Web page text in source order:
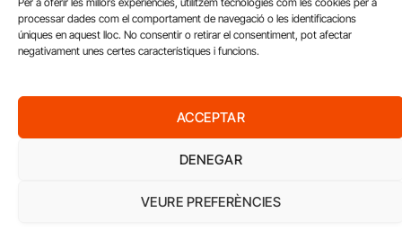
processar dades com el comportament de navegació o les identificacions
úniques en aquest lloc. No consentir o retirar el consentiment, pot afectar
negativament unes certes característiques i funcions.
ACCEPTAR
DENEGAR
VEURE PREFERÈNCIES
PERIODISME
PLURAL